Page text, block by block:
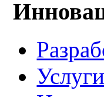
Услуги